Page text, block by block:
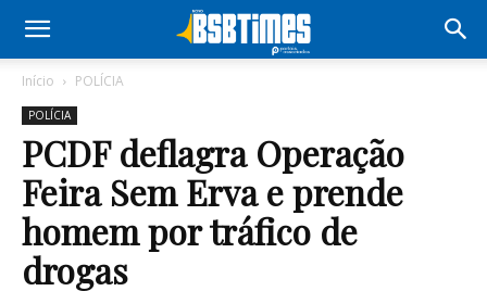
Início POLÍCIA
POLÍCIA
PCDF deflagra Operação
Feira Sem Erva e prende
homem por tráfico de
drogas